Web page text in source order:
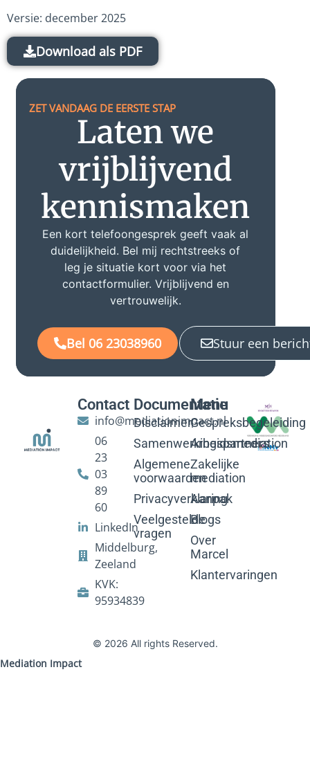
Versie: december 2025
Download als PDF
ZET VANDAAG DE EERSTE STAP
Laten we
vrijblijvend
kennismaken
Een kort telefoongesprek geeft vaak al
duidelijkheid. Bel mij rechtstreeks of
leg je situatie kort voor via het
contactformulier. Vrijblijvend en
vertrouwelijk.
Bel 06 23038960 Stuur een
Contact
info@mediationimpact.nl
06
23
03
89
60
LinkedIn
Middelburg,
Zeeland
KVK:
95934839
Documentatie
Disclaimer
Samenwerkingspartners
Algemene
voorwaarden
Privacyverklaring
Veelgestelde
vragen
Menu
Gespreksbegeleiding
Arbeidsmediation
Zakelijke
mediation
Aanpak
Blogs
Over
Marcel
Klantervaringen
© 2026 All rights Reserved.
Mediation Impact